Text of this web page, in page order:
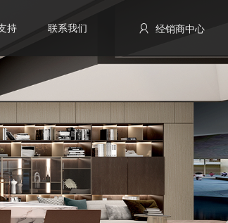
持 联系我们 经销商中心